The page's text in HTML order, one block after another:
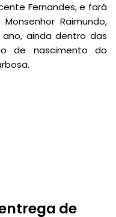
Fernandes, e fará
Raimundo,
ainda dentro das
de nascimento do
de